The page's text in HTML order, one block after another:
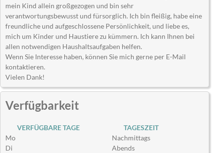
mein Kind allein großgezogen und bin sehr
verantwortungsbewusst und fürsorglich. Ich bin fleißig, habe eine
freundliche und aufgeschlossene Persönlichkeit, und liebe es,
mich um Kinder und Haustiere zu kümmern. Ich kann Ihnen bei
allen notwendigen Haushaltsaufgaben helfen.
Wenn Sie Interesse haben, können Sie mich gerne per E-Mail
kontaktieren.
Vielen Dank!
Verfügbarkeit
VERFÜGBARE TAGE
Mo
Di
TAGESZEIT
Nachmittags
Abends